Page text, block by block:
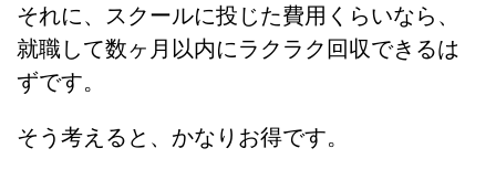
それに、スクールに投じた費用くらいなら、
就職して数ヶ月以内にラクラク回収できるは
ずです。
そう考えると、かなりお得です。